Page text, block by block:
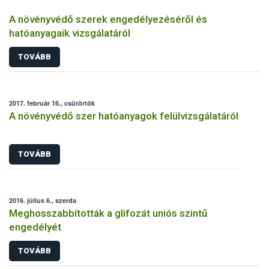
A növényvédő szerek engedélyezéséről és
hatóanyagaik vizsgálatáról
TOVÁBB
2017. február 16., csütörtök
A növényvédő szer hatóanyagok felülvizsgálatáról
TOVÁBB
2016. július 6., szerda
Meghosszabbították a glifozát uniós szintű
engedélyét
TOVÁBB